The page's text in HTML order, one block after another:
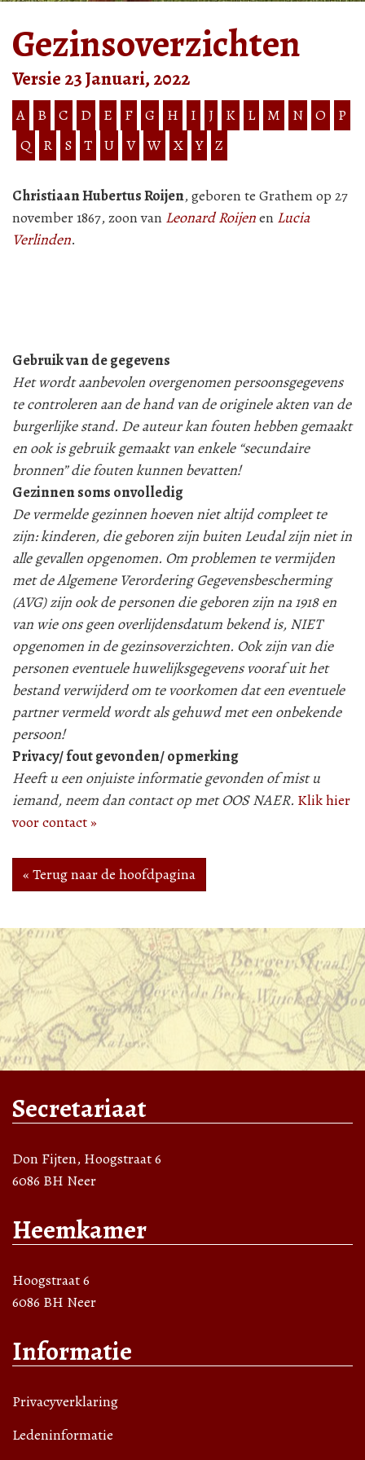
Gezinsoverzichten
Versie 23 Januari, 2022
A B C D E F G H I J K L M N O
P
Q
R S T U V W X Y Z
Christiaan Hubertus Roijen, geboren te Grathem op 27
november 1867, zoon van Leonard Roijenen Lucia
Verlinden.
Gebruik van de gegevens
Het wordt aanbevolen overgenomen persoonsgegevens
te controleren aan de hand van de originele akten van de
burgerlijke stand. De auteur kan fouten hebben gemaakt
en ook is gebruik gemaakt van enkele “secundaire
bronnen” die fouten kunnen bevatten!
Gezinnen soms onvolledig
De vermelde gezinnen hoeven niet altijd compleet te
zijn: kinderen, die geboren zijn buiten Leudal zijn niet in
alle gevallen opgenomen. Om problemen te vermijden
met de Algemene Verordering Gegevensbescherming
(AVG) zijn ook de personen die geboren zijn na 1918 en
van wie ons geen overlijdensdatum bekend is, NIET
opgenomen in de gezinsoverzichten. Ook zijn van die
personen eventuele huwelijksgegevens vooraf uit het
bestand verwijderd om te voorkomen dat een eventuele
partner vermeld wordt als gehuwd met een onbekende
persoon!
Privacy/ fout gevonden/ opmerking
Heeft u een onjuiste informatie gevonden of mist u
iemand, neem dan contact op met OOS NAER. Klik hier
voor contact »
« Terug naar de hoofdpagina
Secretariaat
Don Fijten, Hoogstraat 6
6086 BH Neer
Heemkamer
Hoogstraat 6
6086 BH Neer
Informatie
Privacyverklaring
Ledeninformatie